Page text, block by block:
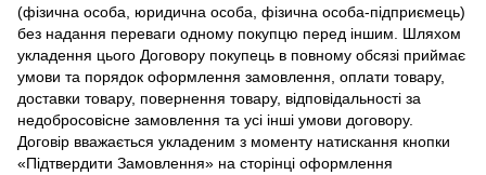
(фізична особа, юридична особа, фізична особа-підприємець)
без надання переваги одному покупцю перед іншим. Шляхом
укладення цього Договору покупець в повному обсязі приймає
умови та порядок оформлення замовлення, оплати товару,
доставки товару, повернення товару, відповідальності за
недобросовісне замовлення та усі інші умови договору.
Договір вважається укладеним з моменту натискання кнопки
«Підтвердити Замовлення» на сторінці оформлення